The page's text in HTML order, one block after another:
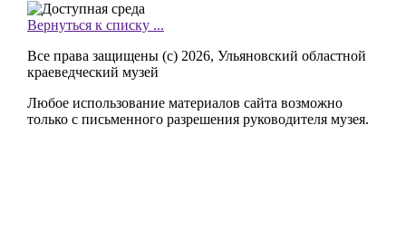
Вернуться к списку ...
Все права защищены (с) 2026, Ульяновский областной
краеведческий музей
Любое использование материалов сайта возможно
только с письменного разрешения руководителя музея.